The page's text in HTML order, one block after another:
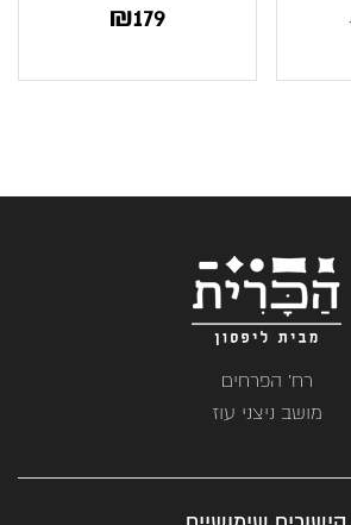
₪179
רח' הפרחים
מושב ניצני עוז